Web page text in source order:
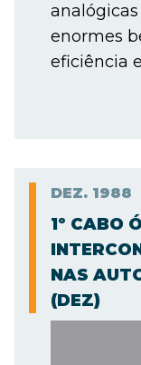
enormes
eficiência
DEZ. 1988
1º CABO
NAS
(DEZ)